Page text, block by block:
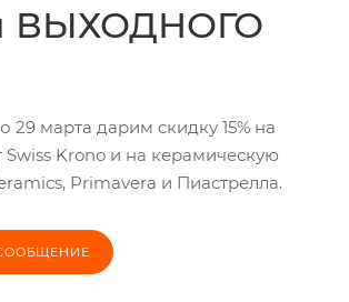
ВЫХОДНОГО
29 марта дарим скидку 15% на
Swiss Krono и на керамическую
Primavera и Пиастрелла.